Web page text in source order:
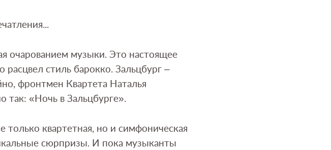
очарованием музыки. Это настоящее
стиль барокко. Зальцбург –
фронтмен Квартета Наталья
так: «Ночь в Зальцбурге».
только квартетная, но и симфоническая
сюрпризы. И пока музыканты